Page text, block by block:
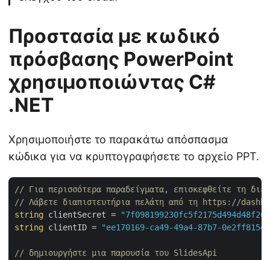
Προστασία με κωδικό
πρόσβασης PowerPoint
χρησιμοποιώντας C#
.NET
Χρησιμοποιήστε το παρακάτω απόσπασμα
κώδικα για να κρυπτογραφήσετε το αρχείο PPT.
// Για περισσότερα παραδείγματα, επισκεφθείτε τη
// Λάβετε διαπιστευτήρια πελάτη από τη https://
string clientSecret =
string clientID = "ee170169-ca49-49a4-87b7-
// δημιουργήστε μια παρουσία του SlidesApi